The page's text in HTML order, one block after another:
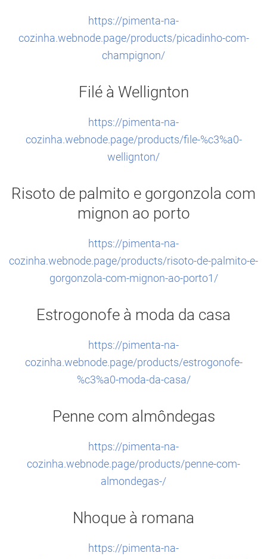
https://pimenta-na-
cozinha.webnode.page/products/picadinho-com-
champignon/
Filé à Wellignton
https://pimenta-na-
cozinha.webnode.page/products/file-%c3%a0-
wellignton/
Risoto de palmito e gorgonzola com
mignon ao porto
https://pimenta-na-
cozinha.webnode.page/products/risoto-de-palmito-e-
gorgonzola-com-mignon-ao-porto1/
Estrogonofe à moda da casa
https://pimenta-na-
cozinha.webnode.page/products/estrogonofe-
%c3%a0-moda-da-casa/
Penne com almôndegas
https://pimenta-na-
cozinha.webnode.page/products/penne-com-
almondegas-/
Nhoque à romana
https://pimenta-na-